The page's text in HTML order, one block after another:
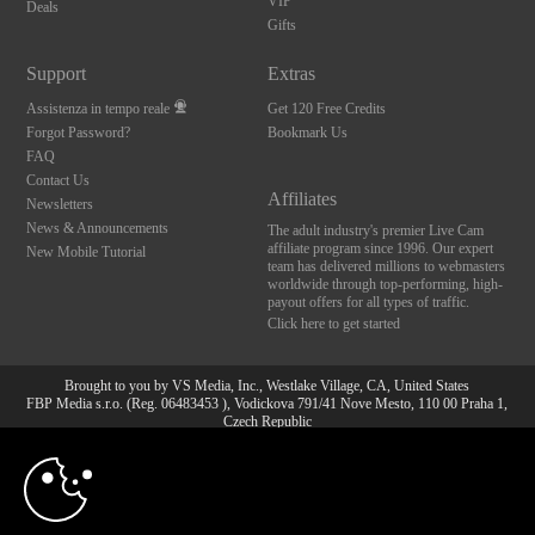
Deals
Gifts
Support
Assistenza in tempo reale
Forgot Password?
FAQ
Contact Us
Newsletters
News & Announcements
New Mobile Tutorial
Extras
Get 120 Free Credits
Bookmark Us
Affiliates
The adult industry's premier Live Cam
affiliate program since 1996. Our expert
team has delivered millions to webmasters
worldwide through top-performing, high-
payout offers for all types of traffic.
Click here to get started
Brought to you by VS Media, Inc., Westlake Village, CA, United States
FBP Media s.r.o. (Reg. 06483453 ), Vodickova 791/41 Nove Mesto, 110 00 Praha 1,
Czech Republic
All persons depicted herein were at least 18 years of age at the time of photography:
18 U.S.C. 2257 Dichiarazione di conformità ai requisiti di
10:00